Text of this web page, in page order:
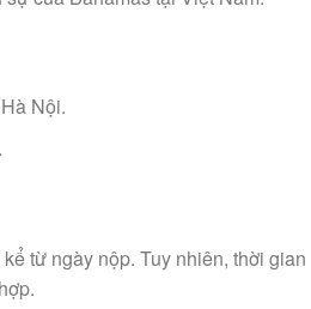
Nội.
kể từ ngày nộp. Tuy nhiên, thời gian